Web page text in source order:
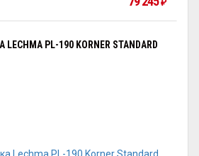
PL-190 KORNER STANDARD